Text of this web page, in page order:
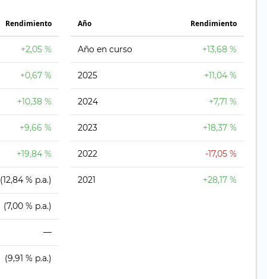
Rendimiento
+2,05 %
+0,67 %
+10,38 %
+9,66 %
+19,84 %
(12,84 % p.a.)
(7,00 % p.a.)
—
(9,91 % p.a.)
Año Rendimiento
Año en curso +13,68 %
2025 +11,04 %
2024 +7,71 %
2023 +18,37 %
2022 -17,05 %
2021 +28,17 %